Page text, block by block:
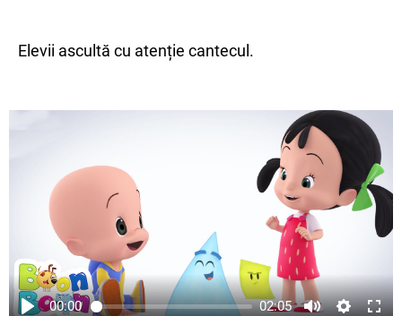
Elevii ascultă cu atenție cantecul.
00:00 02:05